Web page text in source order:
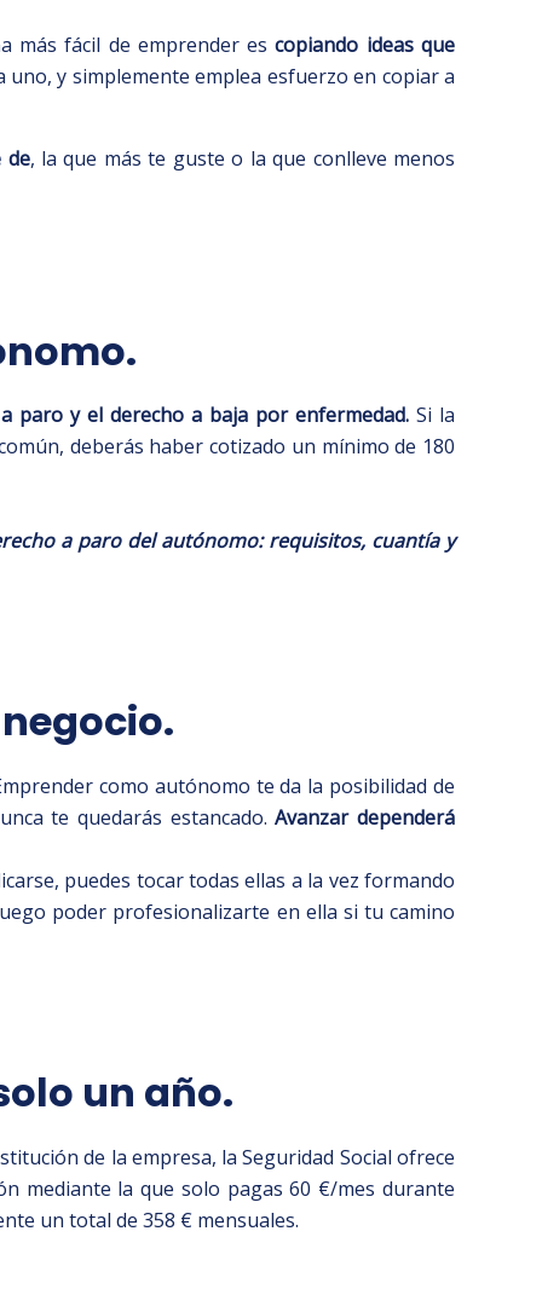
más fácil de emprender escopiando ideas que
y simplemente emplea esfuerzo en copiar a
de, la que más te guste o la que conlleve menos
paro y el derecho a baja por enfermedad.Si la
deberás haber cotizado un mínimo de 180
a paro del autónomo: requisitos, cuantía y
como autónomo te da la posibilidad de
te quedarás estancado.Avanzar dependerá
puedes tocar todas ellas a la vez formando
poder profesionalizarte en ella si tu camino
un año.
de la empresa, la Seguridad Social ofrece
mediante la que solo pagas 60 €/mes durante
un total de 358 € mensuales.